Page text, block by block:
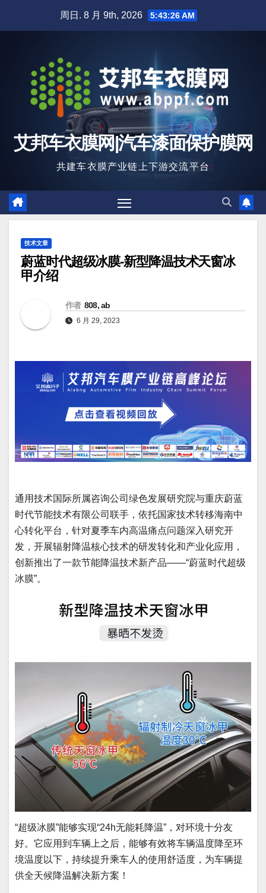
周日. 8 月 9th, 2026 5:43:28 AM
艾邦车衣膜网|汽车漆面保护膜网
共建车衣膜产业链上下游交流平台
技术文章
蔚蓝时代超级冰膜-新型降温技术天窗冰
甲介绍
作者 808, ab
6 月 29, 2023
通用技术国际所属咨询公司绿色发展研究院与重庆蔚蓝
时代节能技术有限公司联手，依托国家技术转移海南中
心转化平台，针对夏季车内高温痛点问题深入研究开
发，开展辐射降温核心技术的研发转化和产业化应用，
创新推出了一款节能降温技术新产品——“蔚蓝时代超级
冰膜”。
“超级冰膜”能够实现“24h无能耗降温”，对环境十分友
好。它应用到车辆上之后，能够有效将车辆温度降至环
境温度以下，持续提升乘车人的使用舒适度，为车辆提
供全天候降温解决新方案！